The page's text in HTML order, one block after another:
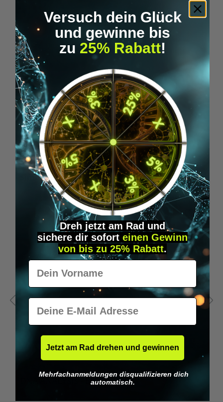
Food Intolerance Analysis
€99.95*
Skip product gallery
Similar Items
DNA ANALYSIS - BIORHYTHM
Versuch dein Glück
und gewinne bis
zu 25% Rabatt!
Dreh jetzt am Rad und
sichere dir sofort einen Gewinn
von bis zu 25% Rabatt.
Vorname
E-Mail
Jetzt am Rad drehen und gewinnen
Mehrfachanmeldungen disqualifizieren dich
automatisch.